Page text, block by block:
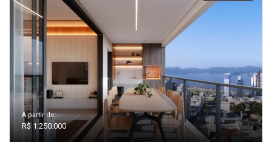
A partir de:
R$ 1.250.000